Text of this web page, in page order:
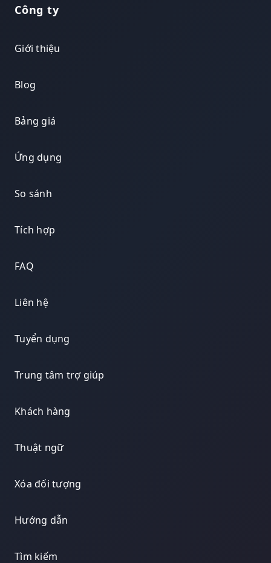
Công ty
Giới thiệu
Blog
Bảng giá
Ứng dụng
So sánh
Tích hợp
FAQ
Liên hệ
Tuyển dụng
Trung tâm trợ giúp
Khách hàng
Thuật ngữ
Xóa đối tượng
Hướng dẫn
Tìm kiếm